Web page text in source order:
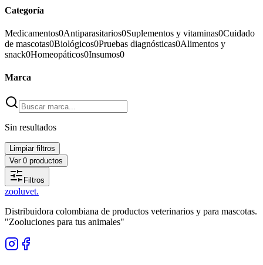
Categoría
Medicamentos0Antiparasitarios0Suplementos y vitaminas0Cuidado
de mascotas0Biológicos0Pruebas diagnósticas0Alimentos y
snack0Homeopáticos0Insumos0
Marca
Sin resultados
Limpiar filtros
Ver 0 productos
Filtros
zooluvet.
Distribuidora colombiana de productos veterinarios y para mascotas.
"Zooluciones para tus animales"